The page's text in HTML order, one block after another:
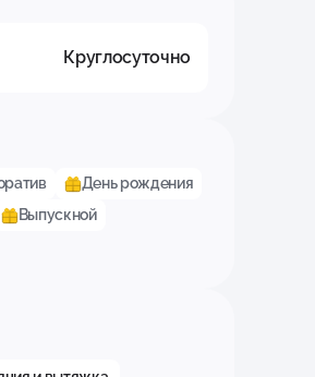
Круглосуточно
День рождения
Выпускной